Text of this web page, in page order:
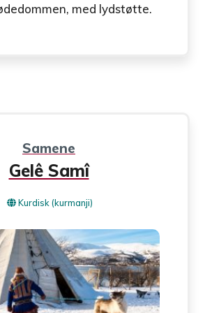
med lydstøtte.
Samene
Gelê Samî
Kurdisk (kurmanji)